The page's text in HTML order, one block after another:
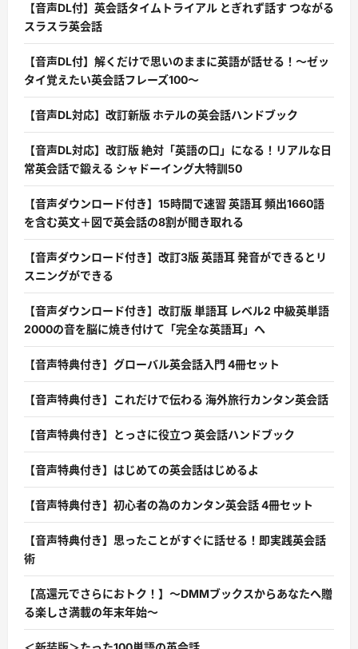
【音声DL付】英会話タイムトライアル とぎれず話す つながる
スラスラ英会話
【音声DL付】解くだけで思いのままに英語が話せる！〜ゼッ
タイ覚えたい英会話フレーズ100〜
【音声DL対応】改訂新版 ホテルの英会話ハンドブック
【音声DL対応】改訂版 絶対「英語の口」になる！リアルな日
常英会話で鍛える シャドーイング大特訓50
【音声ダウンロード付き】15時間で速習 英語耳 頻出1660語
を含む英文＋図で英会話の8割が聞き取れる
【音声ダウンロード付き】改訂3版 英語耳 発音ができるとリ
スニングができる
【音声ダウンロード付き】改訂版 単語耳 レベル2 中級英単語
2000の音を脳に焼き付けて「完全な英語耳」へ
【音声特典付き】グローバル英会話入門 4冊セット
【音声特典付き】これだけで伝わる 海外旅行カンタン英会話
【音声特典付き】とっさに役立つ 英会話ハンドブック
【音声特典付き】はじめての英会話はじめるよ
【音声特典付き】初心者の為のカンタン英会話 4冊セット
【音声特典付き】思ったことがすぐに話せる！即実践英会話
術
【高還元でさらにおトク！】〜DMMブックスからあなたへ贈
る楽しさ満載の年末年始〜